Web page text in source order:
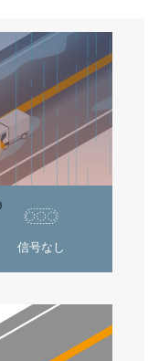
信号なし